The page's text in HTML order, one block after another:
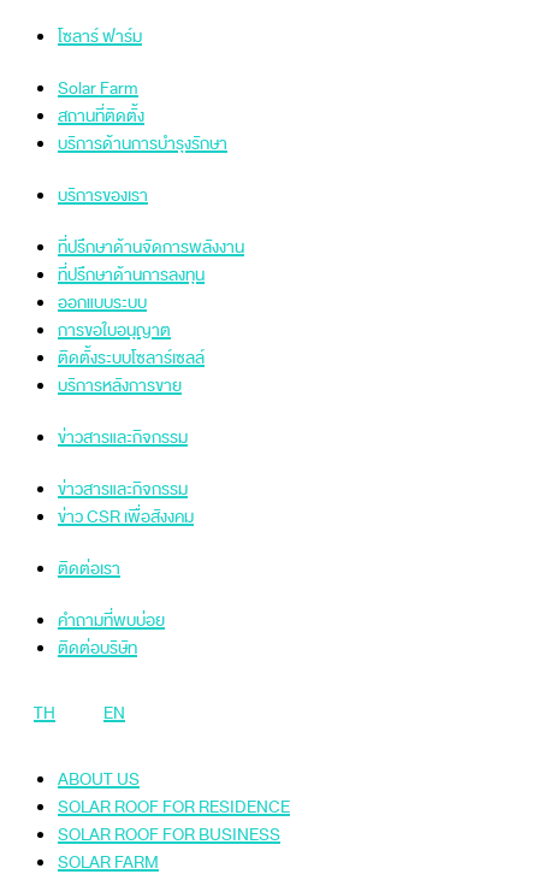
โซลาร์ ฟาร์ม
Solar Farm
สถานที่ติดตั้ง
บริการด้านการบำรุงรักษา
บริการของเรา
ที่ปรึกษาด้านจัดการพลังงาน
ที่ปรึกษาด้านการลงทุน
ออกแบบระบบ
การขอใบอนุญาต
ติดตั้งระบบโซลาร์เซลล์
บริการหลังการขาย
ข่าวสารและกิจกรรม
ข่าวสารและกิจกรรม
ข่าว CSR เพื่อสังงคม
ติดต่อเรา
คำถามที่พบบ่อย
ติดต่อบริษัท
TH EN
ABOUT US
SOLAR ROOF FOR RESIDENCE
SOLAR ROOF FOR BUSINESS
SOLAR FARM